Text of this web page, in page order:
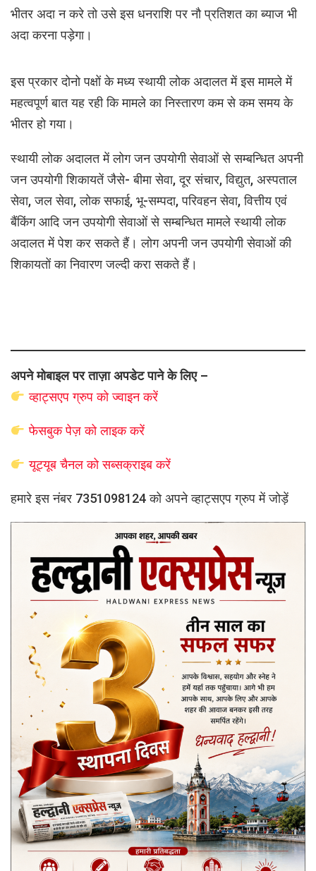
भीतर अदा न करे तो उसे इस धनराशि पर नौ प्रतिशत का ब्याज भी
अदा करना पड़ेगा।
इस प्रकार दोनो पक्षों के मध्य स्थायी लोक अदालत में इस मामले में
महत्वपूर्ण बात यह रही कि मामले का निस्तारण कम से कम समय के
भीतर हो गया।
स्थायी लोक अदालत में लोग जन उपयोगी सेवाओं से सम्बन्धित अपनी
जन उपयोगी शिकायतें जैसे- बीमा सेवा, दूर संचार, विद्युत, अस्पताल
सेवा, जल सेवा, लोक सफाई, भू-सम्पदा, परिवहन सेवा, वित्तीय एवं
बैंकिंग आदि जन उपयोगी सेवाओं से सम्बन्धित मामले स्थायी लोक
अदालत में पेश कर सकते हैं। लोग अपनी जन उपयोगी सेवाओं की
शिकायतों का निवारण जल्दी करा सकते हैं।
अपने मोबाइल पर ताज़ा अपडेट पाने के लिए –
व्हाट्सएपग्रुप कोज्वाइन करें
फेसबुक पेज़ को लाइक करें
यूट्यूब चैनल को सब्सक्राइब करें
हमारे इस नंबर 7351098124 को अपने व्हाट्सएप ग्रुप में जोड़ें